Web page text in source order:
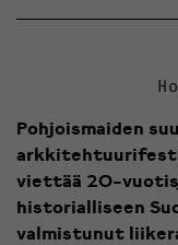
Pohjoismaiden
viettää 20-
historialliseen
valmistunut